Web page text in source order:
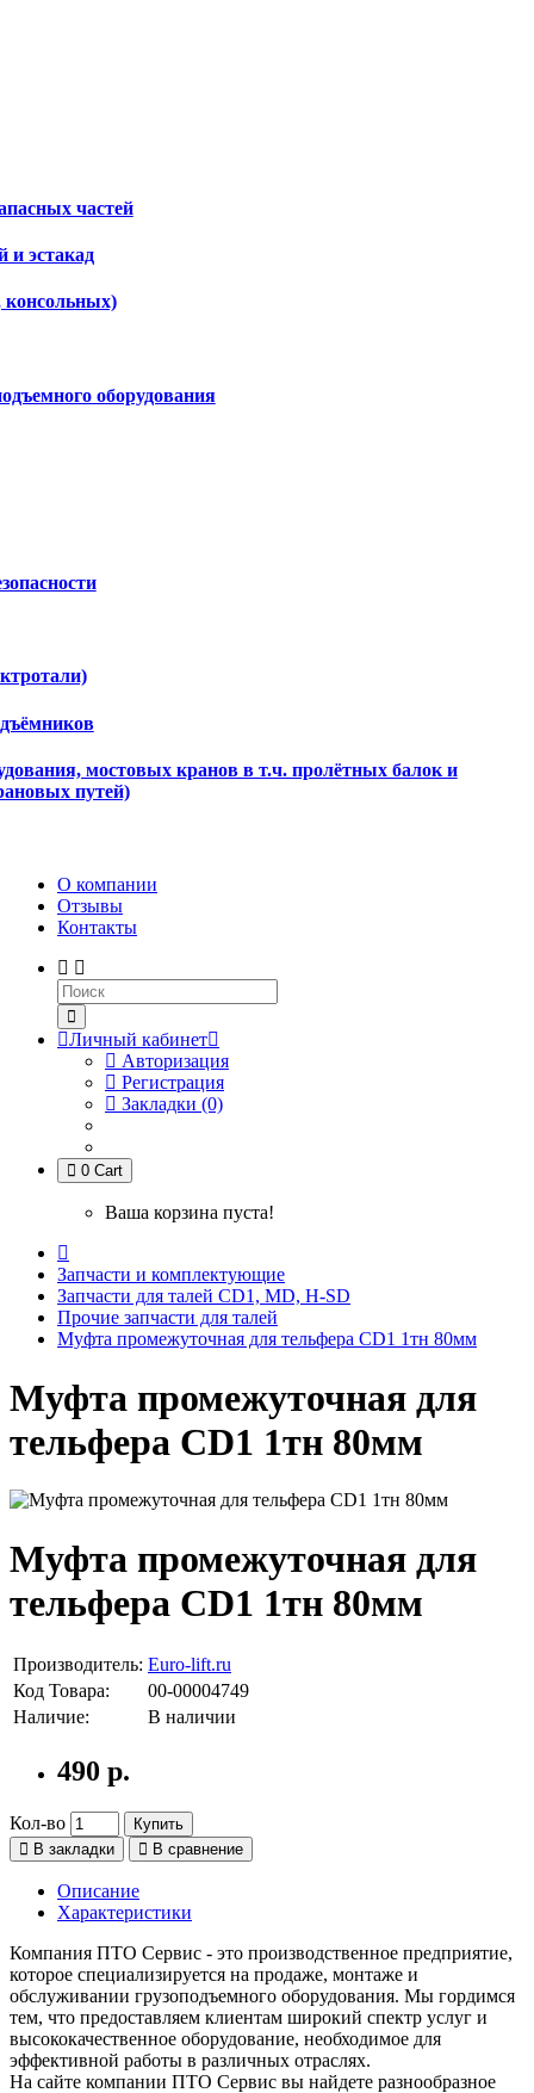
частей
и эстакад
консольных)
оборудования
мостовых кранов в т.ч. пролётных балок и
путей)
О компании
Отзывы
Контакты
Личный кабинет
Авторизация
Регистрация
Закладки (0)
0 Cart
Ваша корзина пуста!
Запчасти и комплектующие
Запчасти для талей CD1, MD, H-SD
Прочие запчасти для талей
Муфта промежуточная для тельфера CD1 1тн 80мм
Муфта промежуточная для
тельфера CD1 1тн 80мм
Муфта промежуточная для
тельфера CD1 1тн 80мм
Производитель: Euro-lift.ru
Код Товара:
00-00004749
Наличие:
В наличии
490 р.
Кол-во
Купить
В закладки
В сравнение
Описание
Характеристики
Компания ПТО Сервис - это производственное предприятие,
которое специализируется на продаже, монтаже и
обслуживании грузоподъемного оборудования. Мы гордимся
тем, что предоставляем клиентам широкий спектр услуг и
высококачественное оборудование, необходимое для
эффективной работы в различных отраслях.
На сайте компании ПТО Сервис вы найдете разнообразное